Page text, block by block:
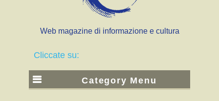
Web magazine di informazione e cultura
Cliccate su:
Category Menu